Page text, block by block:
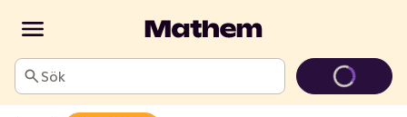
Sök